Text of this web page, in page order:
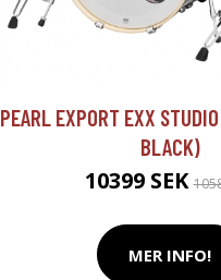
PEARL EXPORT EXX
BLACK)
10399 SEK
MER INFO!